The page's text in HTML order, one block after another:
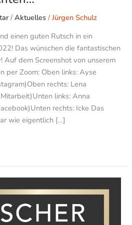
/Aktuelles /Jürgen Schulz
einen guten Rutsch in ein
Das wünschen die fantastischen
Auf dem Screenshot von unserem
per Zoom: Oben links: Ayse
rechts: Lena
links: Anna
rechts: Icke Das
wie eigentlich […]